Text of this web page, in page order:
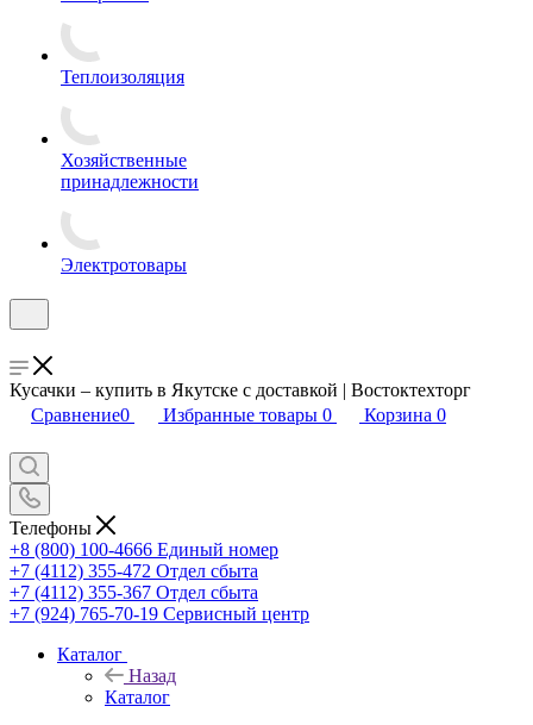
Теплоизоляция
Хозяйственные
принадлежности
Электротовары
Кусачки – купить в Якутске с доставкой | Востоктехторг
Сравнение0 Избранные товары 0 Корзина 0
Телефоны
+8 (800) 100-4666 Единый номер
+7 (4112) 355-472 Отдел сбыта
+7 (4112) 355-367 Отдел сбыта
+7 (924) 765-70-19 Сервисный центр
Каталог
Назад
Каталог